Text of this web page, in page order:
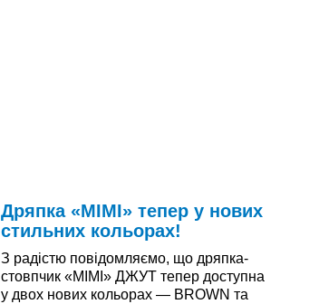
Дряпка «МІМІ» тепер у нових
стильних кольорах!
З радістю повідомляємо, що дряпка-
стовпчик «МІМІ» ДЖУТ тепер доступна
у двох нових кольорах — BROWN та